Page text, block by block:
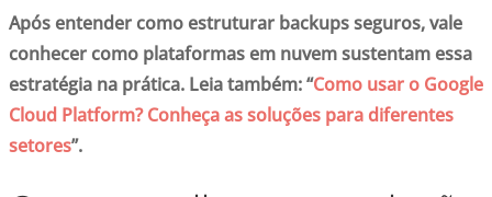
Após entender como estruturar backups seguros, vale
conhecer como plataformas em nuvem sustentam essa
estratégia na prática. Leia também: “Como usar o Google
Cloud Platform? Conheça as soluções para diferentes
setores”.